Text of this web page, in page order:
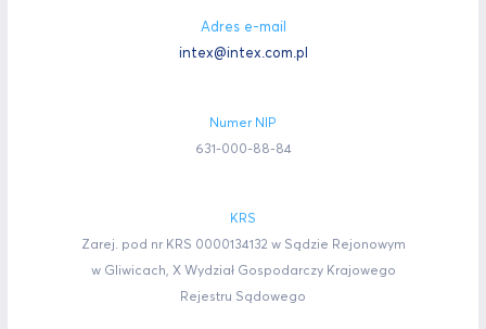
Adres e-mail
intex@intex.com.pl
Numer NIP
631-000-88-84
KRS
Zarej. pod nr KRS 0000134132 w Sądzie Rejonowym
w Gliwicach, X Wydział Gospodarczy Krajowego
Rejestru Sądowego